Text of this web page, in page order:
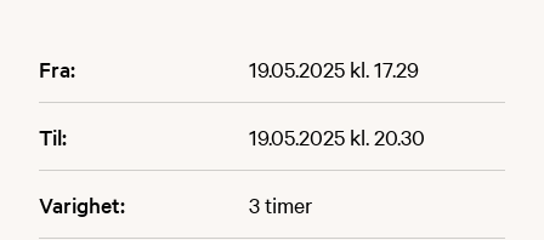
Fra: 19.05.2025 kl. 17.29
Til: 19.05.2025 kl. 20.30
Varighet: 3 timer